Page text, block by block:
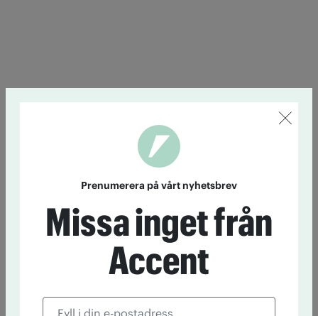
Prenumerera på vårt nyhetsbrev
Missa inget från
Accent